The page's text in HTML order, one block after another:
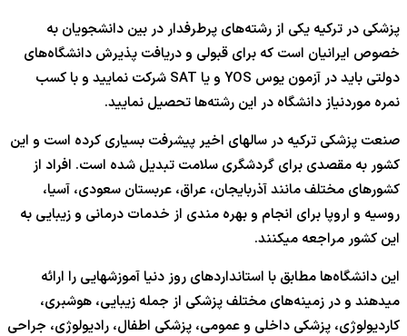
پزشکی در ترکیه یکی از رشته‌های پرطرفدار در بین دانشجویان به
خصوص ایرانیان است که برای قبولی و دریافت پذیرش دانشگاه‌های
دولتی باید در آزمون یوس YOS و یا SAT شرکت نمایید و با کسب
نمره موردنیاز دانشگاه در این رشته‌ها تحصیل نمایید.
صنعت پزشکی ترکیه در سالهای اخیر پیشرفت بسیاری کرده است و این
کشور به مقصدی برای گردشگری سلامت تبدیل شده است. افراد از
کشورهای مختلف مانند آذربایجان، عراق، عربستان سعودی، آسیا،
روسیه و اروپا برای انجام و بهره مندی از خدمات درمانی و زیبایی به
این کشور مراجعه میکنند.
این دانشگاه‌ها مطابق با استانداردهای روز دنیا آموزشهایی را ارائه
میدهند و در زمینه‌های مختلف پزشکی از جمله زیبایی، هوشبری،
کاردیولوژی، پزشکی داخلی و عمومی، پزشکی اطفال، رادیولوژی، جراحی